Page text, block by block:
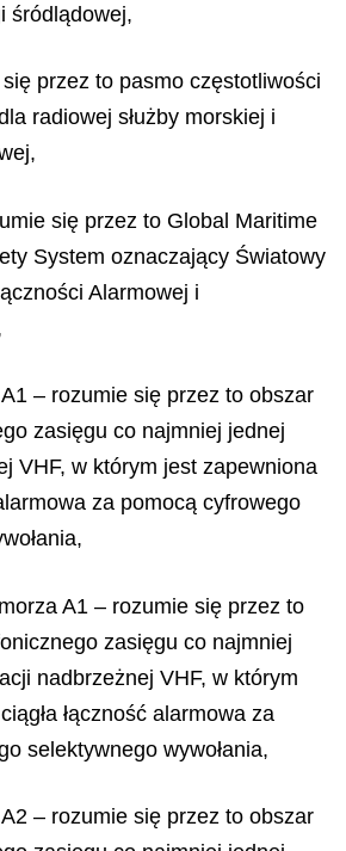
śródlądowej,
przez to pasmo częstotliwości
radiowej służby morskiej i
się przez to Global Maritime
System oznaczający Światowy
Alarmowej i
– rozumie się przez to obszar
zasięgu co najmniej jednej
VHF, w którym jest zapewniona
za pomocą cyfrowego
A1 – rozumie się przez to
zasięgu co najmniej
nadbrzeżnej VHF, w którym
łączność alarmowa za
selektywnego wywołania,
– rozumie się przez to obszar